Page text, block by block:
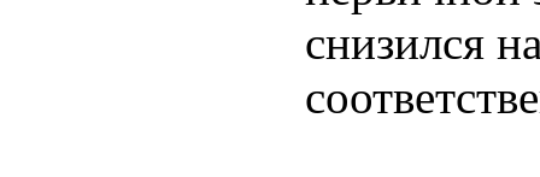
снизился